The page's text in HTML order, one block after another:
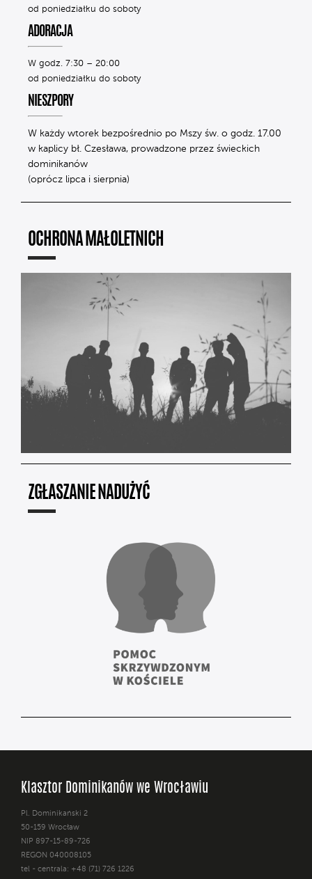
od poniedziałku do soboty
ADORACJA
W godz. 7:30 – 20:00
od poniedziałku do soboty
NIESZPORY
W każdy wtorek bezpośrednio po Mszy św. o godz. 17.00
w kaplicy bł. Czesława, prowadzone przez świeckich
dominikanów
(oprócz lipca i sierpnia)
OCHRONA MAŁOLETNICH
ZGŁASZANIE NADUŻYĆ
Klasztor Dominikanów we Wrocławiu
Pl. Dominikański 2
50-159 Wrocław
NIP 897-15-89-726
REGON 040008105
tel - centrala: +48 (71) 726 1226